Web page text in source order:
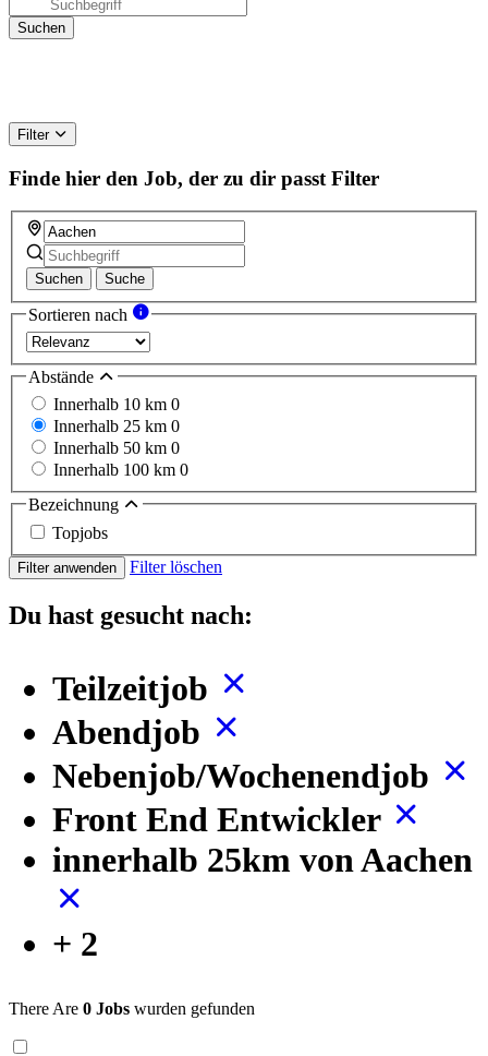
Filter
Finde hier den Job, der zu dir passt Filter
Suchen Suche
Sortieren nach
Abstände
Innerhalb 10 km 0
Innerhalb 25 km 0
Innerhalb 50 km 0
Innerhalb 100 km 0
Bezeichnung
Topjobs
Filter anwenden Filter löschen
Du hast gesucht nach:
Teilzeitjob
Abendjob
Nebenjob/Wochenendjob
Front End Entwickler
innerhalb 25km von Aachen
+ 2
There Are 0 Jobs wurden gefunden